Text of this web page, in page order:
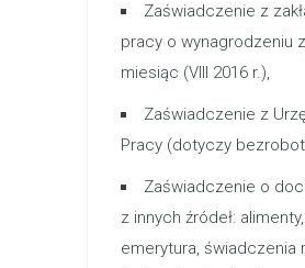
Zaświadczenie z
pracy o wynagrodzeniu
miesiąc (VIII 2016 r.),
Zaświadczenie z
Pracy (dotyczy
Zaświadczenie o
z innych źródeł:
emerytura, świadczenia